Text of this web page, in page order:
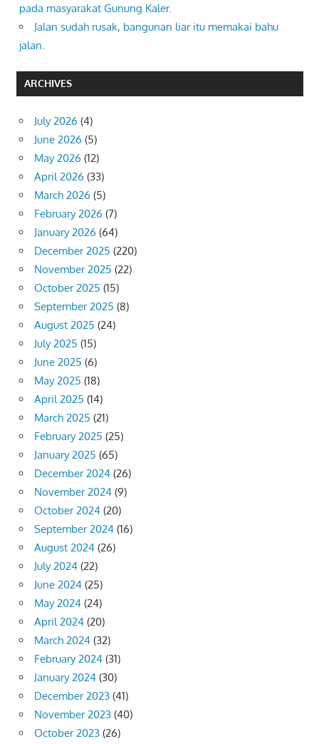
pada masyarakat Gunung Kaler.
Jalan sudah rusak, bangunan liar itu memakai bahu
jalan.
ARCHIVES
July 2026 (4)
June 2026 (5)
May 2026 (12)
April 2026 (33)
March 2026 (5)
February 2026 (7)
January 2026 (64)
December 2025 (220)
November 2025 (22)
October 2025 (15)
September 2025 (8)
August 2025 (24)
July 2025 (15)
June 2025 (6)
May 2025 (18)
April 2025 (14)
March 2025 (21)
February 2025 (25)
January 2025 (65)
December 2024 (26)
November 2024 (9)
October 2024 (20)
September 2024 (16)
August 2024 (26)
July 2024 (22)
June 2024 (25)
May 2024 (24)
April 2024 (20)
March 2024 (32)
February 2024 (31)
January 2024 (30)
December 2023 (41)
November 2023 (40)
October 2023 (26)